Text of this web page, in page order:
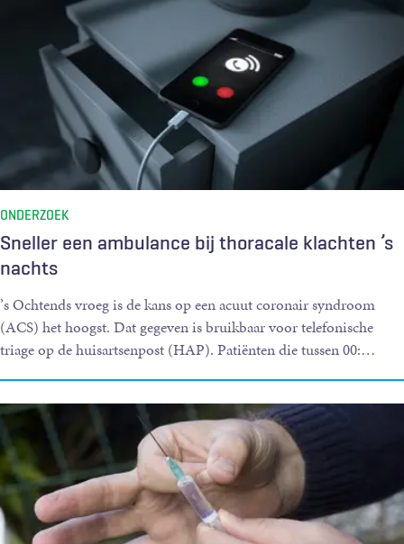
Sneller een ambulance bij thoracale klachten ’s
nachts
ONDERZOEK
’s Ochtends vroeg is de kans op een acuut coronair syndroom
(ACS) het hoogst. Dat gegeven is bruikbaar voor telefonische
triage op de huisartsenpost (HAP). Patiënten die tussen 00:…